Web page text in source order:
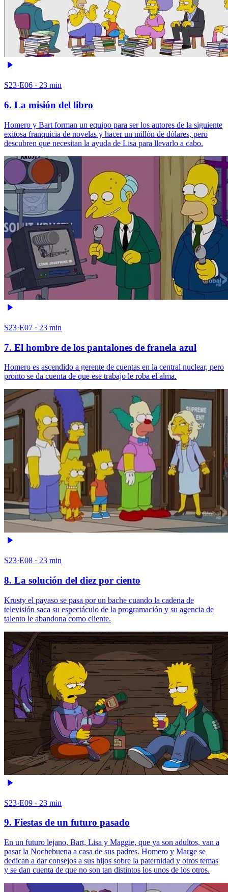
S23·E06 · 23 min
6. La misión del libro
Homero y Bart forman un equipo para ser los autores de la siguiente
exitosa franquicia de novelas y hacer un millón de dólares, pero
descubren que necesitan la ayuda de Lisa para llevarlo a cabo.
S23·E07 · 23 min
7. El hombre de los pantalones de franela azul
Homero es ascendido a gerente de cuentas en la central nuclear, pero
pronto se da cuenta de que ese trabajo le roba el alma.
S23·E08 · 23 min
8. La solución del diez por ciento
Krusty el payaso se pasa por un bache cuando la cadena de
televisión saca su espectáculo de la programación y su agencia de
talento le abandona como cliente.
S23·E09 · 23 min
9. Fiestas de un futuro pasado
En un futuro lejano, Bart, Lisa y Maggie, que ya son adultos, van a
pasar la Nochebuena a casa de sus padres. Homero y Marge se
dedican a dar consejos a sus hijos sobre la paternidad y otros temas
y se dan cuenta de que no son tan distintos los unos de los otros.